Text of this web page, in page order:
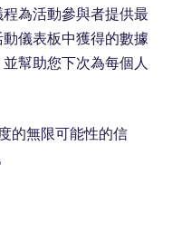
為活動參與者提供最
儀表板中獲得的數據
幫助您下次為每個人
的無限可能性的信